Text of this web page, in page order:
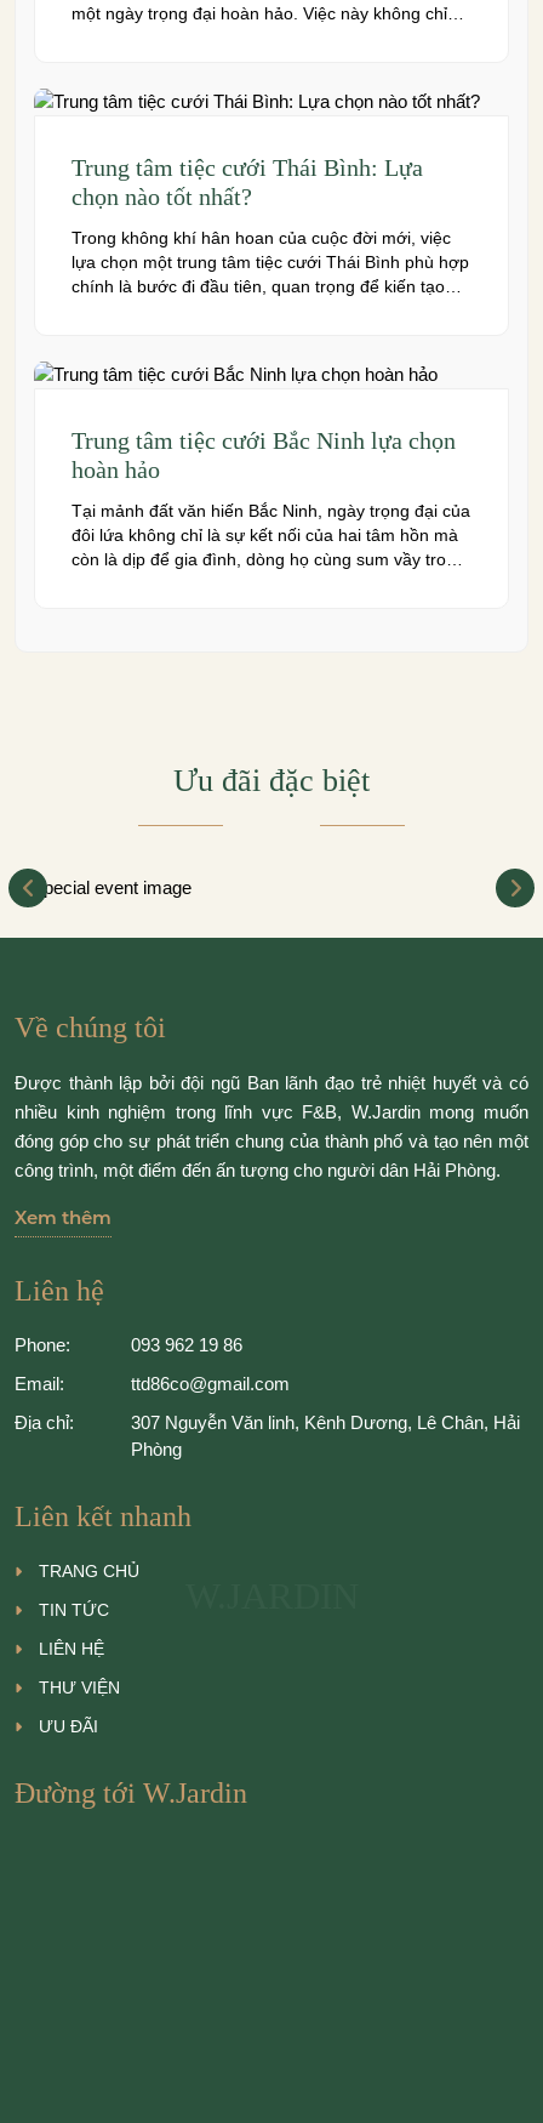
một ngày trọng đại hoàn hảo. Việc này không chỉ
Trung tâm tiệc cưới Thái Bình: Lựa
chọn nào tốt nhất?
Trong không khí hân hoan của cuộc đời mới, việc
lựa chọn một trung tâm tiệc cưới Thái Bình phù hợp
chính là bước đi đầu tiên, quan trọng để kiến tạo
Trung tâm tiệc cưới Bắc Ninh lựa chọn
hoàn hảo
Tại mảnh đất văn hiến Bắc Ninh, ngày trọng đại của
đôi lứa không chỉ là sự kết nối của hai tâm hồn mà
còn là dịp để gia đình, dòng họ cùng sum vầy trong
Ưu đãi đặc biệt
Về chúng tôi
Được thành lập bởi đội ngũ Ban lãnh đạo trẻ nhiệt huyết và có
nhiều kinh nghiệm trong lĩnh vực F&B, W.Jardin mong muốn
đóng góp cho sự phát triển chung của thành phố và tạo nên một
công trình, một điểm đến ấn tượng cho người dân Hải Phòng.
Xem thêm
Liên hệ
Phone:
093 962 19 86
Email:
ttd86co@gmail.com
Địa chỉ:
307 Nguyễn Văn linh, Kênh Dương, Lê Chân, Hải
Phòng
Liên kết nhanh
TRANG CHỦ
TIN TỨC
LIÊN HỆ
THƯ VIỆN
ƯU ĐÃI
Đường tới W.Jardin